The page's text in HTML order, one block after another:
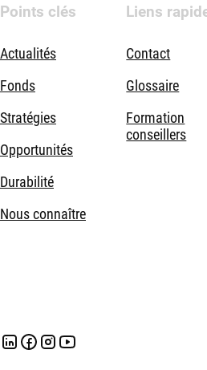
Points clés
Actualités
Fonds
Stratégies
Opportunités
Durabilité
Nous connaître
Liens
Contact
Glossaire
Formation
conseillers